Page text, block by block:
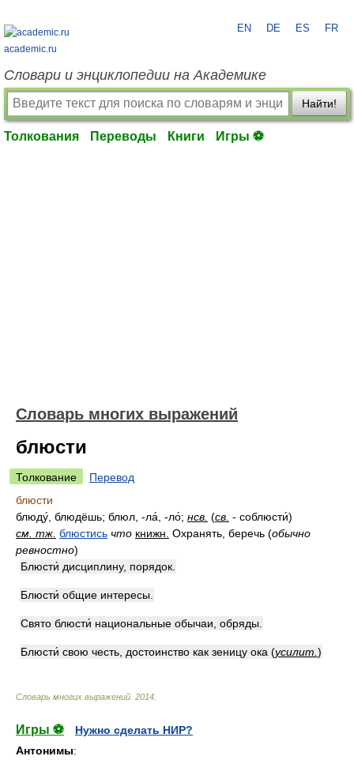
academic.ru
EN DE ES FR
Словари и энциклопедии на Академике
Найти!
Толкования Переводы Книги Игры ⚽
Словарь многих выражений
блюсти
Толкование
Перевод
блюсти
блюду́, блюдёшь; блюл, -ла́, -ло́; нсв. (св. - соблюсти́)
см. тж. блюстись что книжн. Охранять, беречь (обычно
ревностно)
Блюсти́ дисциплину, порядок.
Блюсти́ общие интересы.
Свято блюсти́ национальные обычаи, обряды.
Блюсти́ свою честь, достоинство как зеницу ока (усилит. )
Словарь многих выражений 2014
Игры ⚽
Нужно сделать НИР?
Антонимы: